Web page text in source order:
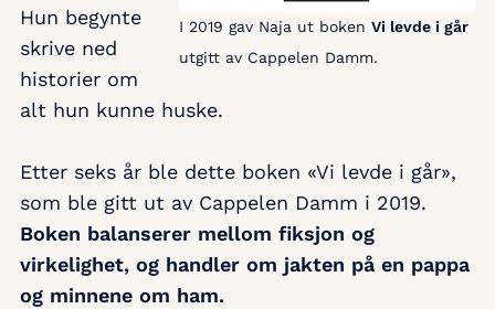
I 2019 gav Naja ut boken Vi levde i går
utgitt av Cappelen Damm.
Hun begynte
skrive ned
historier om
alt hun kunne huske.
Etter seks år ble dette boken «Vi levde i går»,
som ble gitt ut av Cappelen Damm i 2019.
Boken balanserer mellom fiksjon og
virkelighet, og handler om jakten på en pappa
og minnene om ham.